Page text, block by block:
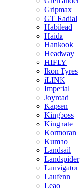
Gripmax
GT Radial
Habilead
Haida
Hankook
Headway
HIFLY
Ikon Tyres
iLINK
Imperial
Joyroad
Kapsen
Kingboss
Kingnate
Kormoran
Kumho
Landsail
Landspider
Lanvigator
Laufenn
Leao